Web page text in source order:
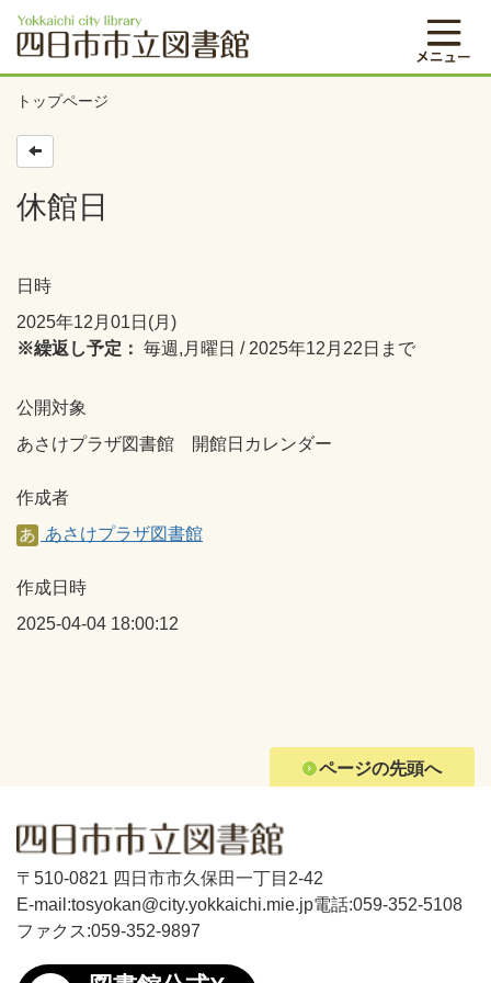
トップページ
休館日
日時
2025年12月01日(月)
※繰返し予定： 毎週,月曜日 / 2025年12月22日まで
公開対象
あさけプラザ図書館 開館日カレンダー
作成者
あさけプラザ図書館
作成日時
2025-04-04 18:00:12
ページの先頭へ
〒510-0821 四日市市久保田一丁目2-42
E-mail:tosyokan@city.yokkaichi.mie.jp電話:059-352-5108
ファクス:059-352-9897